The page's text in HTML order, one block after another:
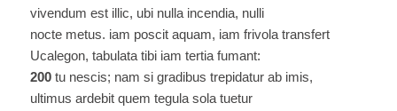
vivendum est illic, ubi nulla incendia, nulli
nocte metus. iam poscit aquam, iam frivola transfert
Ucalegon, tabulata tibi iam tertia fumant:
200tu nescis; nam si gradibus trepidatur ab imis,
ultimus ardebit quem tegula sola tuetur